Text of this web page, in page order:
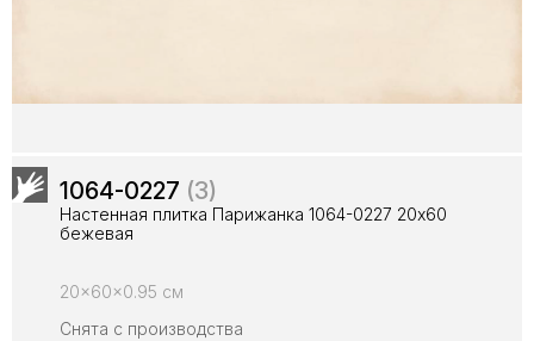
1064-0227 (3)
Настенная плитка Парижанка 1064-0227 20x60
бежевая
20x60x0.95 см
Снята с производства